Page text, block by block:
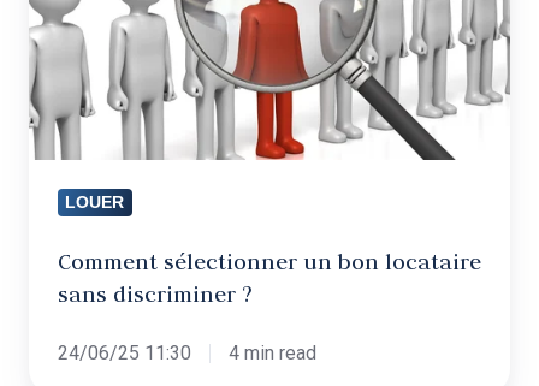
locataire
sans
discriminer
?
LOUER
Comment sélectionner un bon locataire
sans discriminer ?
24/06/25 11:30 4 min read